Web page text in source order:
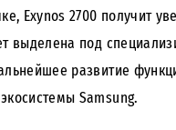
Exynos 2700 получит
выделена под
развитие
Samsung.